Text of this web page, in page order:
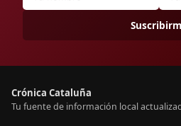
Crónica Cataluña
Tu fuente de información local